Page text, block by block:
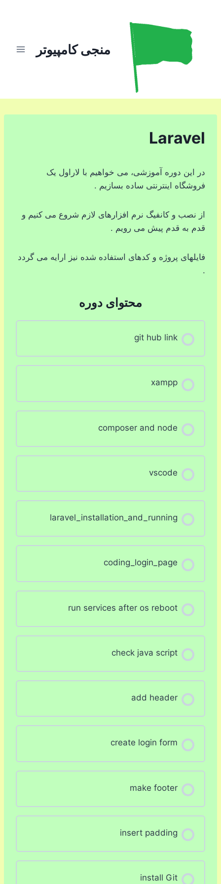
منجی کامپیوتر
Laravel
در این دوره آموزشی، می خواهیم با لاراول یک
فروشگاه اینترنتی ساده بسازیم .
از نصب و کانفیگ نرم افزارهای لازم شروع می کنیم و
قدم به قدم پیش می رویم .
فایلهای پروژه و کدهای استفاده شده نیز ارایه می گردد
.
محتوای دوره
git hub link
xampp
composer and node
vscode
laravel_installation_and_running
coding_login_page
run services after os reboot
check java script
add header
create login form
make footer
insert padding
install Git